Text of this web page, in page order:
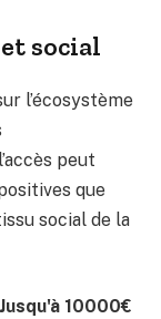
social
l’écosystème
peut
que
social de la
10000€